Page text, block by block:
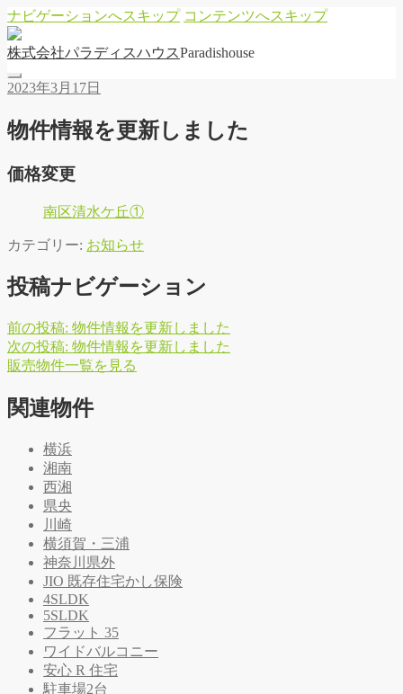
ナビゲーションへスキップ コンテンツへスキップ
株式会社パラディ スハウ スParadishouse
2023年3月17日
物件情報を更新しました
価格変更
南区清水ケ丘①
カテゴリー: お知らせ
投稿ナビゲーション
前の投稿: 物件情報を更新しました
次の投稿: 物件情報を更新しました
販売物件一覧を 見る
関連物件
横浜
湘南
西湘
県央
川崎
横須賀・三浦
神奈川県外
JIO 既存住宅かし保険
4SLDK
5SLDK
フラット 35
ワイドバルコニー
安心 R 住宅
駐車場2台